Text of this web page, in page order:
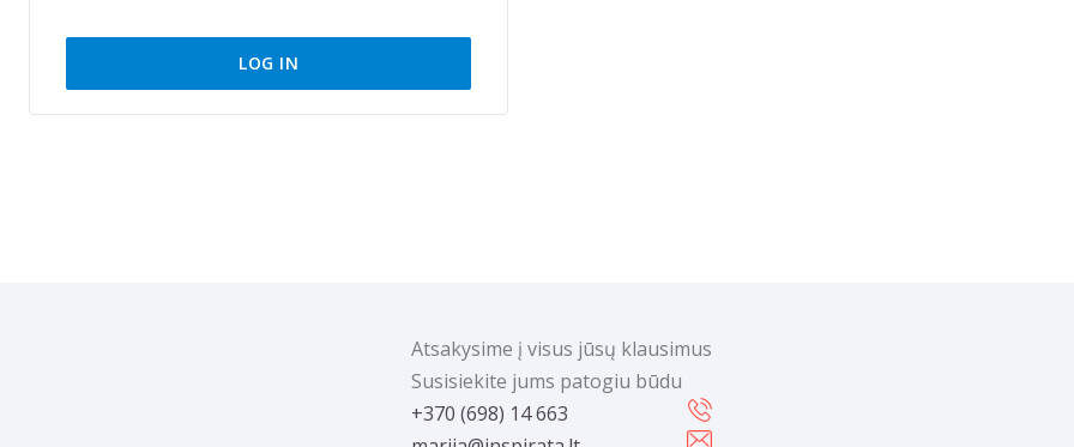
Atsakysime į visus jūsų klausimus
Susisiekite jums patogiu būdu
‭+370 (698) 14 663